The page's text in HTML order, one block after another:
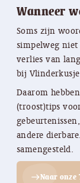
Wanneer
Soms zijn
simpelweg
verlies van
bij
Daarom
(troost)tips
andere
samengesteld.
eastNaar onze